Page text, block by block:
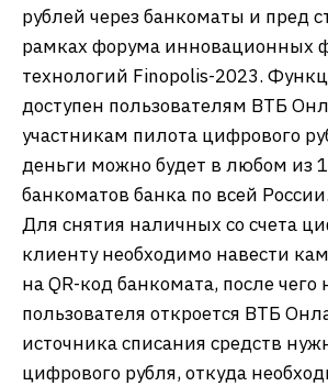
рублей через банкоматы и пред
рамках форума инновационных
технологий Finopolis-2023.
доступен пользователям ВТБ
участникам пилота цифрового
деньги можно будет в любом из
банкоматов банка по всей России.
Для снятия наличных со счета
клиенту необходимо навести
на QR-код банкомата, после чего
пользователя откроется ВТБ
источника списания средств
цифрового рубля, откуда